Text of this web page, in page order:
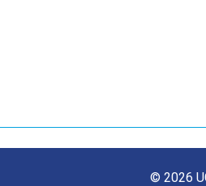
© 2026